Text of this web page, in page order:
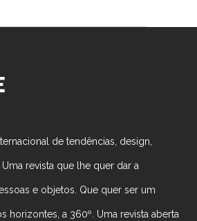
de tendências, design,
revista que lhe quer dar a
e objetos. Que quer ser um
horizontes, a 360º. Uma revista aberta